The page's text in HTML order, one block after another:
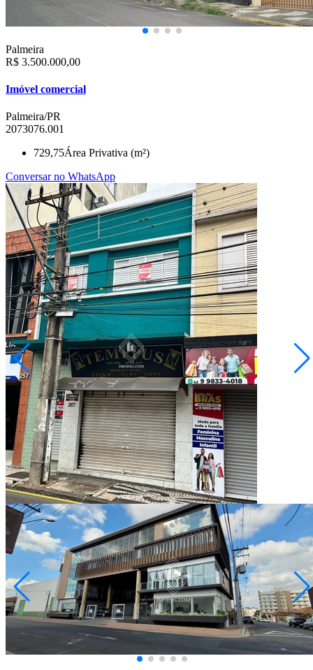
Palmeira
R$ 3.500.000,00
Imóvel comercial
Palmeira/PR
2073076.001
729,75Área Privativa (m²)
Conversar no WhatsApp
Centro
R$ 880.000,00
Imóvel Misto à Venda - Residencial + Comercial
Ponta Grossa/PR
2073024.001
2Quartos
142,40Área Privativa (m²)
Conversar no WhatsApp